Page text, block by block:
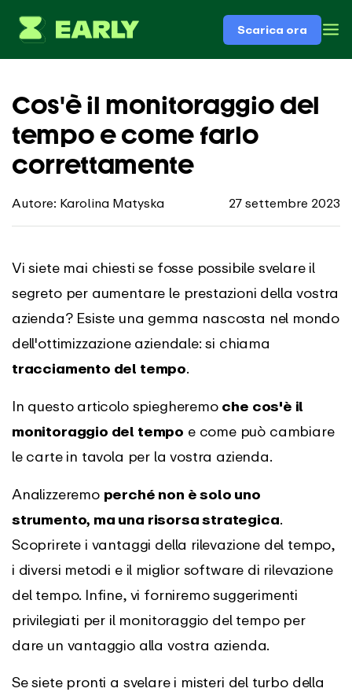
Scarica ora
Cos'è il monitoraggio del
tempo e come farlo
correttamente
Autore: Karolina Matyska 27 settembre 2023
Vi siete mai chiesti se fosse possibile svelare il
segreto per aumentare le prestazioni della vostra
azienda? Esiste una gemma nascosta nel mondo
dell'ottimizzazione aziendale: si chiama
tracciamento del tempo.
In questo articolo spiegheremo che cos'è il
monitoraggio del tempo e come può cambiare
le carte in tavola per la vostra azienda.
Analizzeremo perché non è solo uno
strumento, ma una risorsa strategica.
Scoprirete i vantaggi della rilevazione del tempo,
i diversi metodi e il miglior software di rilevazione
del tempo. Infine, vi forniremo suggerimenti
privilegiati per il monitoraggio del tempo per
dare un vantaggio alla vostra azienda.
Se siete pronti a svelare i misteri del turbo della